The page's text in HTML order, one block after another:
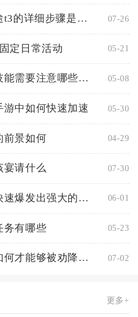
如何获得勇士与旅途t3的详细步骤是什么 07-26
定日常活动 05-21
全民奇迹战士挂机技能需要注意哪些问题 05-08
中如何快速加速 05-30
前景如何 04-29
宴请什么 07-30
在万国觉醒中如何快速爆发出强大的战斗力 06-01
务有哪些 05-23
名将在帝王三国中如何才能够被劝降成功 07-02
更多+